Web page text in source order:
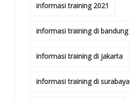
informasi training 2021
informasi training di bandung
informasi training di jakarta
informasi training di surabaya